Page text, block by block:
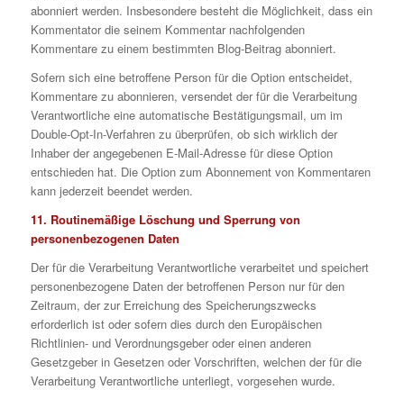
abonniert werden. Insbesondere besteht die Möglichkeit, dass ein
Kommentator die seinem Kommentar nachfolgenden
Kommentare zu einem bestimmten Blog-Beitrag abonniert.
Sofern sich eine betroffene Person für die Option entscheidet,
Kommentare zu abonnieren, versendet der für die Verarbeitung
Verantwortliche eine automatische Bestätigungsmail, um im
Double-Opt-In-Verfahren zu überprüfen, ob sich wirklich der
Inhaber der angegebenen E-Mail-Adresse für diese Option
entschieden hat. Die Option zum Abonnement von Kommentaren
kann jederzeit beendet werden.
11. Routinemäßige Löschung und Sperrung von
personenbezogenen Daten
Der für die Verarbeitung Verantwortliche verarbeitet und speichert
personenbezogene Daten der betroffenen Person nur für den
Zeitraum, der zur Erreichung des Speicherungszwecks
erforderlich ist oder sofern dies durch den Europäischen
Richtlinien- und Verordnungsgeber oder einen anderen
Gesetzgeber in Gesetzen oder Vorschriften, welchen der für die
Verarbeitung Verantwortliche unterliegt, vorgesehen wurde.